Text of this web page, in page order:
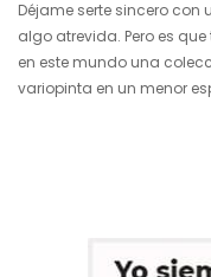
Déjame serte sincero con
algo atrevida. Pero es
en este mundo una
variopinta en un menor